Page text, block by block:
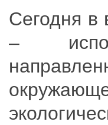
Сегодня в
–